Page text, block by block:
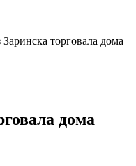
торговала дома
дома